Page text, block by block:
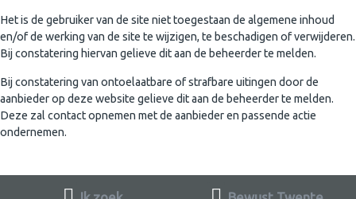
Het is de gebruiker van de site niet toegestaan de algemene inhoud
en/of de werking van de site te wijzigen, te beschadigen of verwijderen.
Bij constatering hiervan gelieve dit aan de beheerder te melden.
Bij constatering van ontoelaatbare of strafbare uitingen door de
aanbieder op deze website gelieve dit aan de beheerder te melden.
Deze zal contact opnemen met de aanbieder en passende actie
ondernemen.